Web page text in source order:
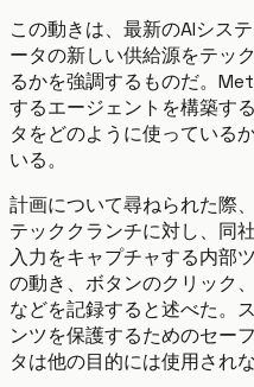
この動きは、最新のAIシス
ータの新しい供給源をテッ
るかを強調するものだ。
するエージェントを構築す
タをどのように使っている
いる。
計画について尋ねられた際
テッククランチに対し、同
入力をキャプチャする内部
の動き、ボタンのクリック
などを記録すると述べた。
ンツを保護するためのセー
タは他の目的には使用され